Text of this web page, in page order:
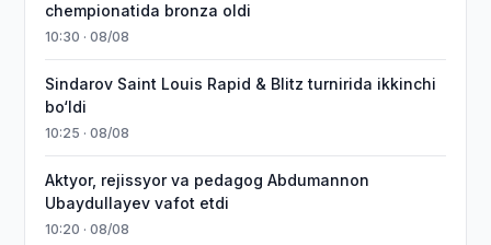
chempionatida bronza oldi
10:30 · 08/08
Sindarov Saint Louis Rapid & Blitz turnirida ikkinchi
bo‘ldi
10:25 · 08/08
Aktyor, rejissyor va pedagog Abdumannon
Ubaydullayev vafot etdi
10:20 · 08/08